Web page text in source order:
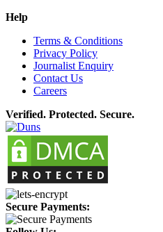
Help
Terms & Conditions
Privacy Policy
Journalist Enquiry
Contact Us
Careers
Verified. Protected. Secure.
Secure Payments: